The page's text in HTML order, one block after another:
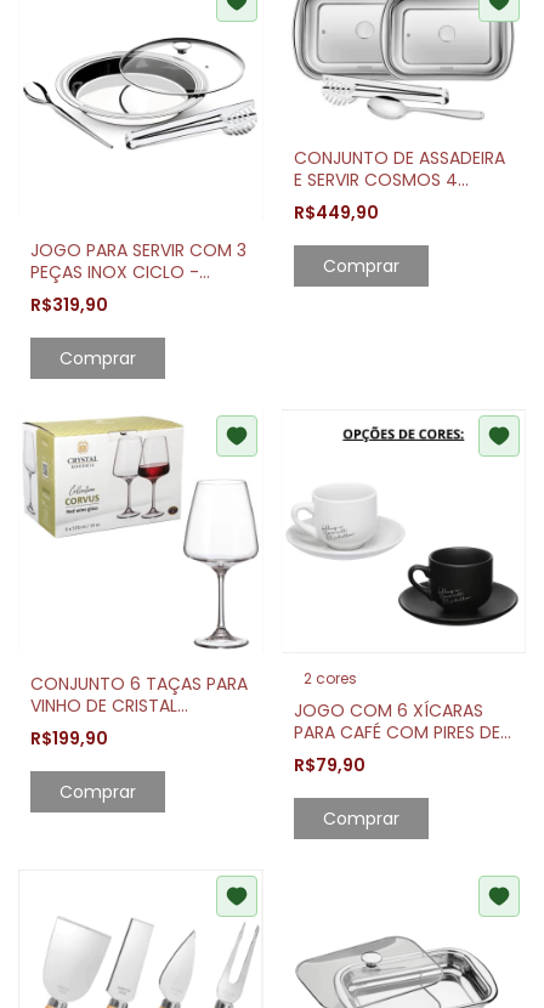
JOGO PARA SERVIR COM 3
PEÇAS INOX CICLO -
TRAMONTINA
R$319,90
Comprar
CONJUNTO DE ASSADEIRA
E SERVIR COSMOS 4
PEÇAS TRAMONTINA
R$449,90
Comprar
CONJUNTO 6 TAÇAS PARA
VINHO DE CRISTAL
CORVUS 570ML
R$199,90
Comprar
2 cores
JOGO COM 6 XÍCARAS
PARA CAFÉ COM PIRES DE
PORCELANA MANHATTAN
90ML
R$79,90
Comprar